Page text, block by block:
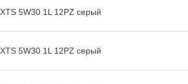
XTS 5W30 1L 12PZ серый
XTS 5W30 1L 12PZ серый